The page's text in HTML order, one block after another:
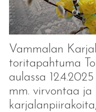
Vammalan
toritapahtuma
aulassa
mm. virvontaa ja